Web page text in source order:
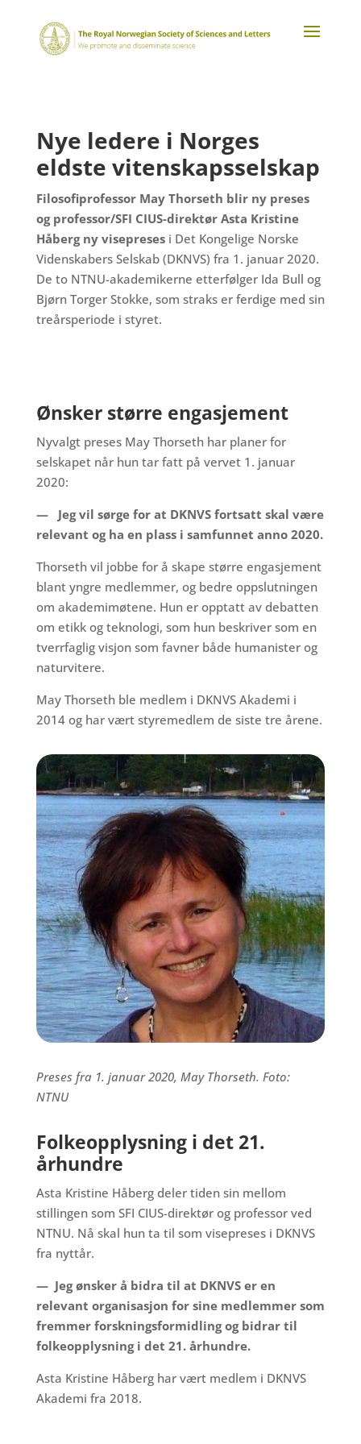
Nye ledere i Norges
eldste vitenskapsselskap
Filosofiprofessor May Thorseth blir ny preses
og professor/SFI CIUS-direktør Asta Kristine
Håberg ny visepresesi Det Kongelige Norske
Videnskabers Selskab (DKNVS) fra 1. januar 2020.
De to NTNU-akademikerne etterfølger Ida Bull og
Bjørn Torger Stokke, som straks er ferdige med sin
treårsperiode i styret.
Ønsker større engasjement
Nyvalgt preses May Thorseth har planer for
selskapet når hun tar fatt på vervet 1. januar
2020:
— Jeg vil sørge for at DKNVS fortsatt skal være
relevant og ha en plass i samfunnet anno 2020.
Thorseth vil jobbe for å skape større engasjement
blant yngre medlemmer, og bedre oppslutningen
om akademimøtene. Hun er opptatt av debatten
om etikk og teknologi, som hun beskriver som en
tverrfaglig visjon som favner både humanister og
naturvitere.
May Thorseth ble medlem i DKNVS Akademi i
2014 og har vært styremedlem de siste tre årene.
Preses fra 1. januar 2020, May Thorseth. Foto:
NTNU
Folkeopplysning i det 21.
århundre
Asta Kristine Håberg deler tiden sin mellom
stillingen som SFI CIUS-direktør og professor ved
NTNU. Nå skal hun ta til som visepreses i DKNVS
fra nyttår.
— Jeg ønsker å bidra til at DKNVS er en
relevant organisasjon for sine medlemmer som
fremmer forskningsformidling og bidrar til
folkeopplysning i det 21. århundre.
Asta Kristine Håberg har vært medlem i DKNVS
Akademi fra 2018.